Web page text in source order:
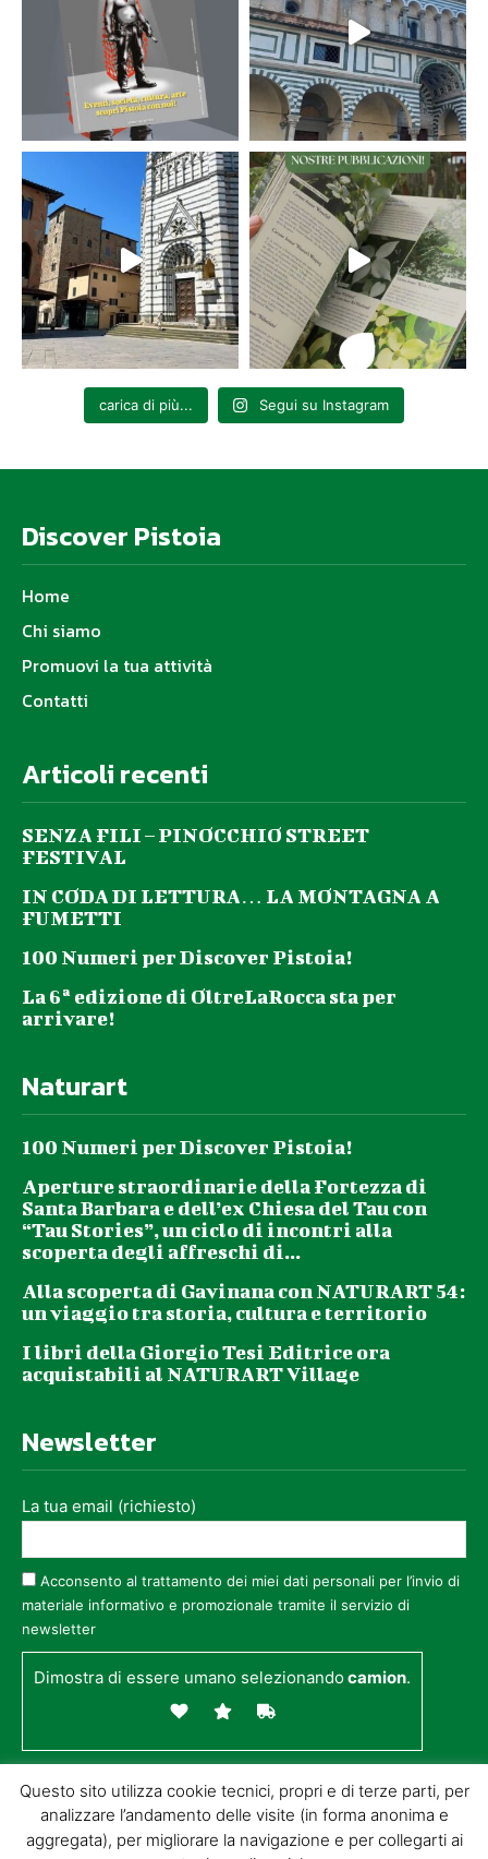
carica di più... Segui su Instagram
Discover Pistoia
Home
Chi siamo
Promuovi la tua attività
Contatti
Articoli recenti
SENZA FILI – PINOCCHIO STREET
FESTIVAL
IN CODA DI LETTURA… LA MONTAGNA A
FUMETTI
100 Numeri per Discover Pistoia!
La 6ª edizione di OltreLaRocca sta per
arrivare!
Naturart
100 Numeri per Discover Pistoia!
Aperture straordinarie della Fortezza di
Santa Barbara e dell’ex Chiesa del Tau con
“Tau Stories”, un ciclo di incontri alla
scoperta degli affreschi di...
Alla scoperta di Gavinana con NATURART 54:
un viaggio tra storia, cultura e territorio
I libri della Giorgio Tesi Editrice ora
acquistabili al NATURART Village
Newsletter
La tua email (richiesto)
Acconsento al trattamento dei miei dati personali per l’invio di
materiale informativo e promozionale tramite il servizio di
newsletter
Dimostra di essere umano selezionandocamion.
Questo sito utilizza cookie tecnici, propri e di terze parti, per
analizzare l’andamento delle visite (in forma anonima e
aggregata), per migliorare la navigazione e per collegarti ai